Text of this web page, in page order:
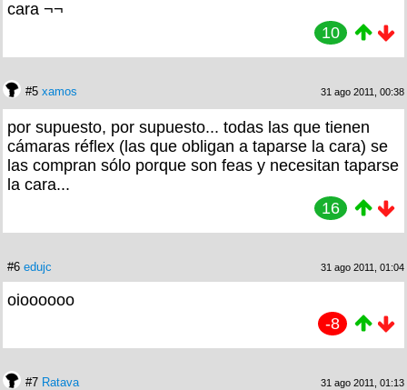
cara ¬¬
10
#5 xamos 31 ago 2011, 00:38
por supuesto, por supuesto... todas las que tienen
cámaras réflex (las que obligan a taparse la cara) se
las compran sólo porque son feas y necesitan taparse
la cara...
16
#6 edujc 31 ago 2011, 01:04
oioooooo
-8
#7 Ratava 31 ago 2011, 01:13